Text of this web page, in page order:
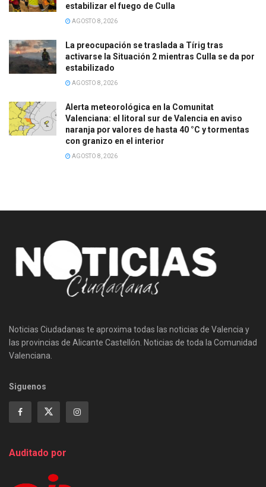
estabilizar el fuego de Culla
AGOSTO 8, 2026
La preocupación se traslada a Tírig tras
activarse la Situación 2 mientras Culla se da por
estabilizado
AGOSTO 8, 2026
Alerta meteorológica en la Comunitat
Valenciana: el litoral sur de Valencia en aviso
naranja por valores de hasta 40 °C y tormentas
con granizo en el interior
AGOSTO 8, 2026
Noticias Ciudadanas te aproxima todas las noticias de Valencia y
las provincias de Alicante Castellón. Noticias de toda la Comunidad
Valenciana.
Siguenos
Auditado por